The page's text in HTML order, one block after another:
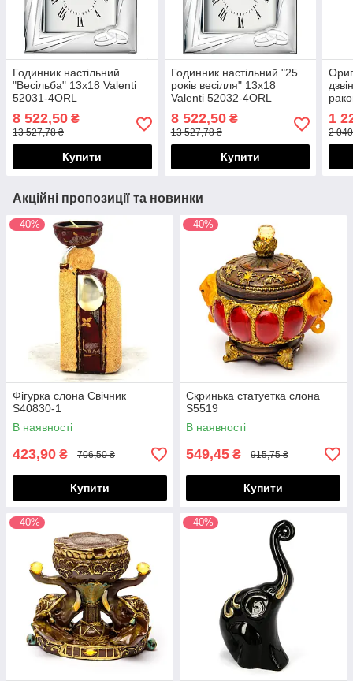
Годинник настільний
"Весільба" 13х18 Valenti
52031-4ORL
8 522,50 ₴
13 527,78 ₴
Купити
Годинник настільний "25
років весілля" 13х18
Valenti 52032-4ORL
8 522,50₴
13 527,78 ₴
Купити
1
2
Акційні пропозиції та новинки
–40%
Фігурка слона Свічник
S40830-1
В наявності
423,90 ₴ 706,50 ₴
Купити
–40%
Скринька статуетка слона
S5519
В наявності
549,45 ₴ 915,75 ₴
Купити
–40% –40%